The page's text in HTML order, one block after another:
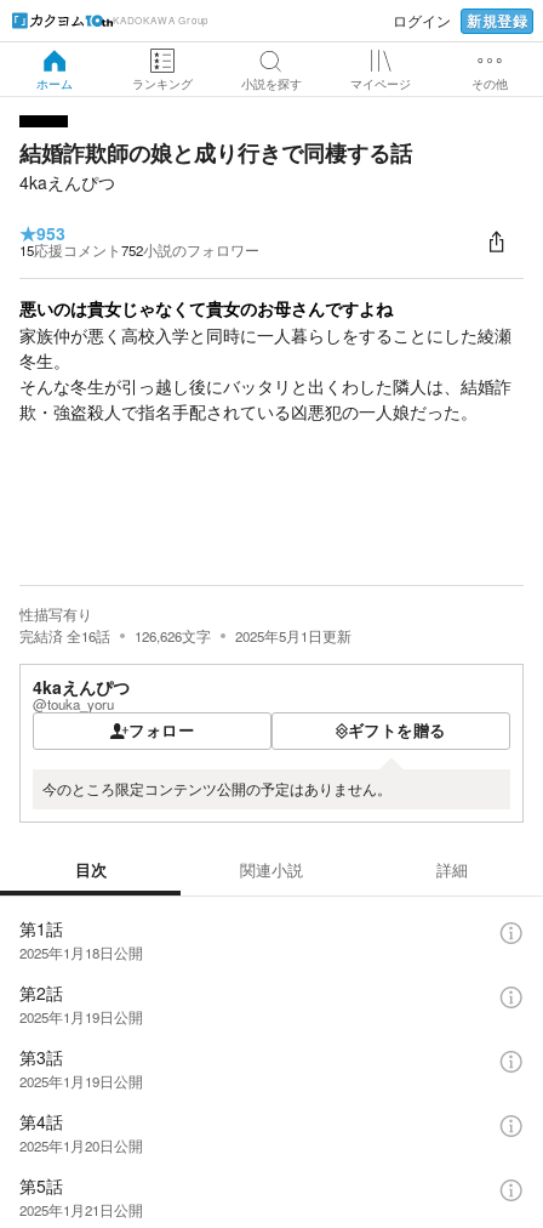
KADOKAWA Group ログイン 新規登録
ホーム ランキング 小説を探す マイページ その他
結婚詐欺師の娘と成り行きで同棲する話
4kaえんぴつ
★953
15応援コメント752小説のフォロワー
悪いのは貴女じゃなくて貴女のお母さんですよね
家族仲が悪く高校入学と同時に一人暮らしをすることにした綾瀬
冬生。
そんな冬生が引っ越し後にバッタリと出くわした隣人は、結婚詐
欺・強盗殺人で指名手配されている凶悪犯の一人娘だった。
性描写有り
完結済全16話 126,626文字 2025年5月1日更新
4kaえんぴつ
@touka_yoru
フォロー ギフトを贈る
今のところ限定コンテンツ公開の予定はありません。
目次 関連小説 詳細
第1話
2025年1月18日公開
第2話
2025年1月19日公開
第3話
2025年1月19日公開
第4話
2025年1月20日公開
第5話
2025年1月21日公開